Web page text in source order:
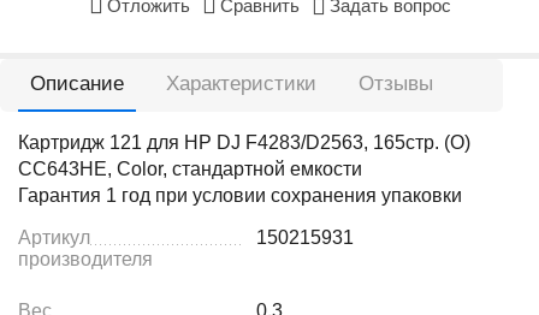
Отложить Сравнить Задать вопрос
Описание Характеристики Отзывы
Картридж 121 для HP DJ F4283/D2563, 165стр. (O)
CC643HE, Color, стандартной емкости
Гарантия 1 год при условии сохранения упаковки
Артикул
производителя
150215931
Вес 0.3